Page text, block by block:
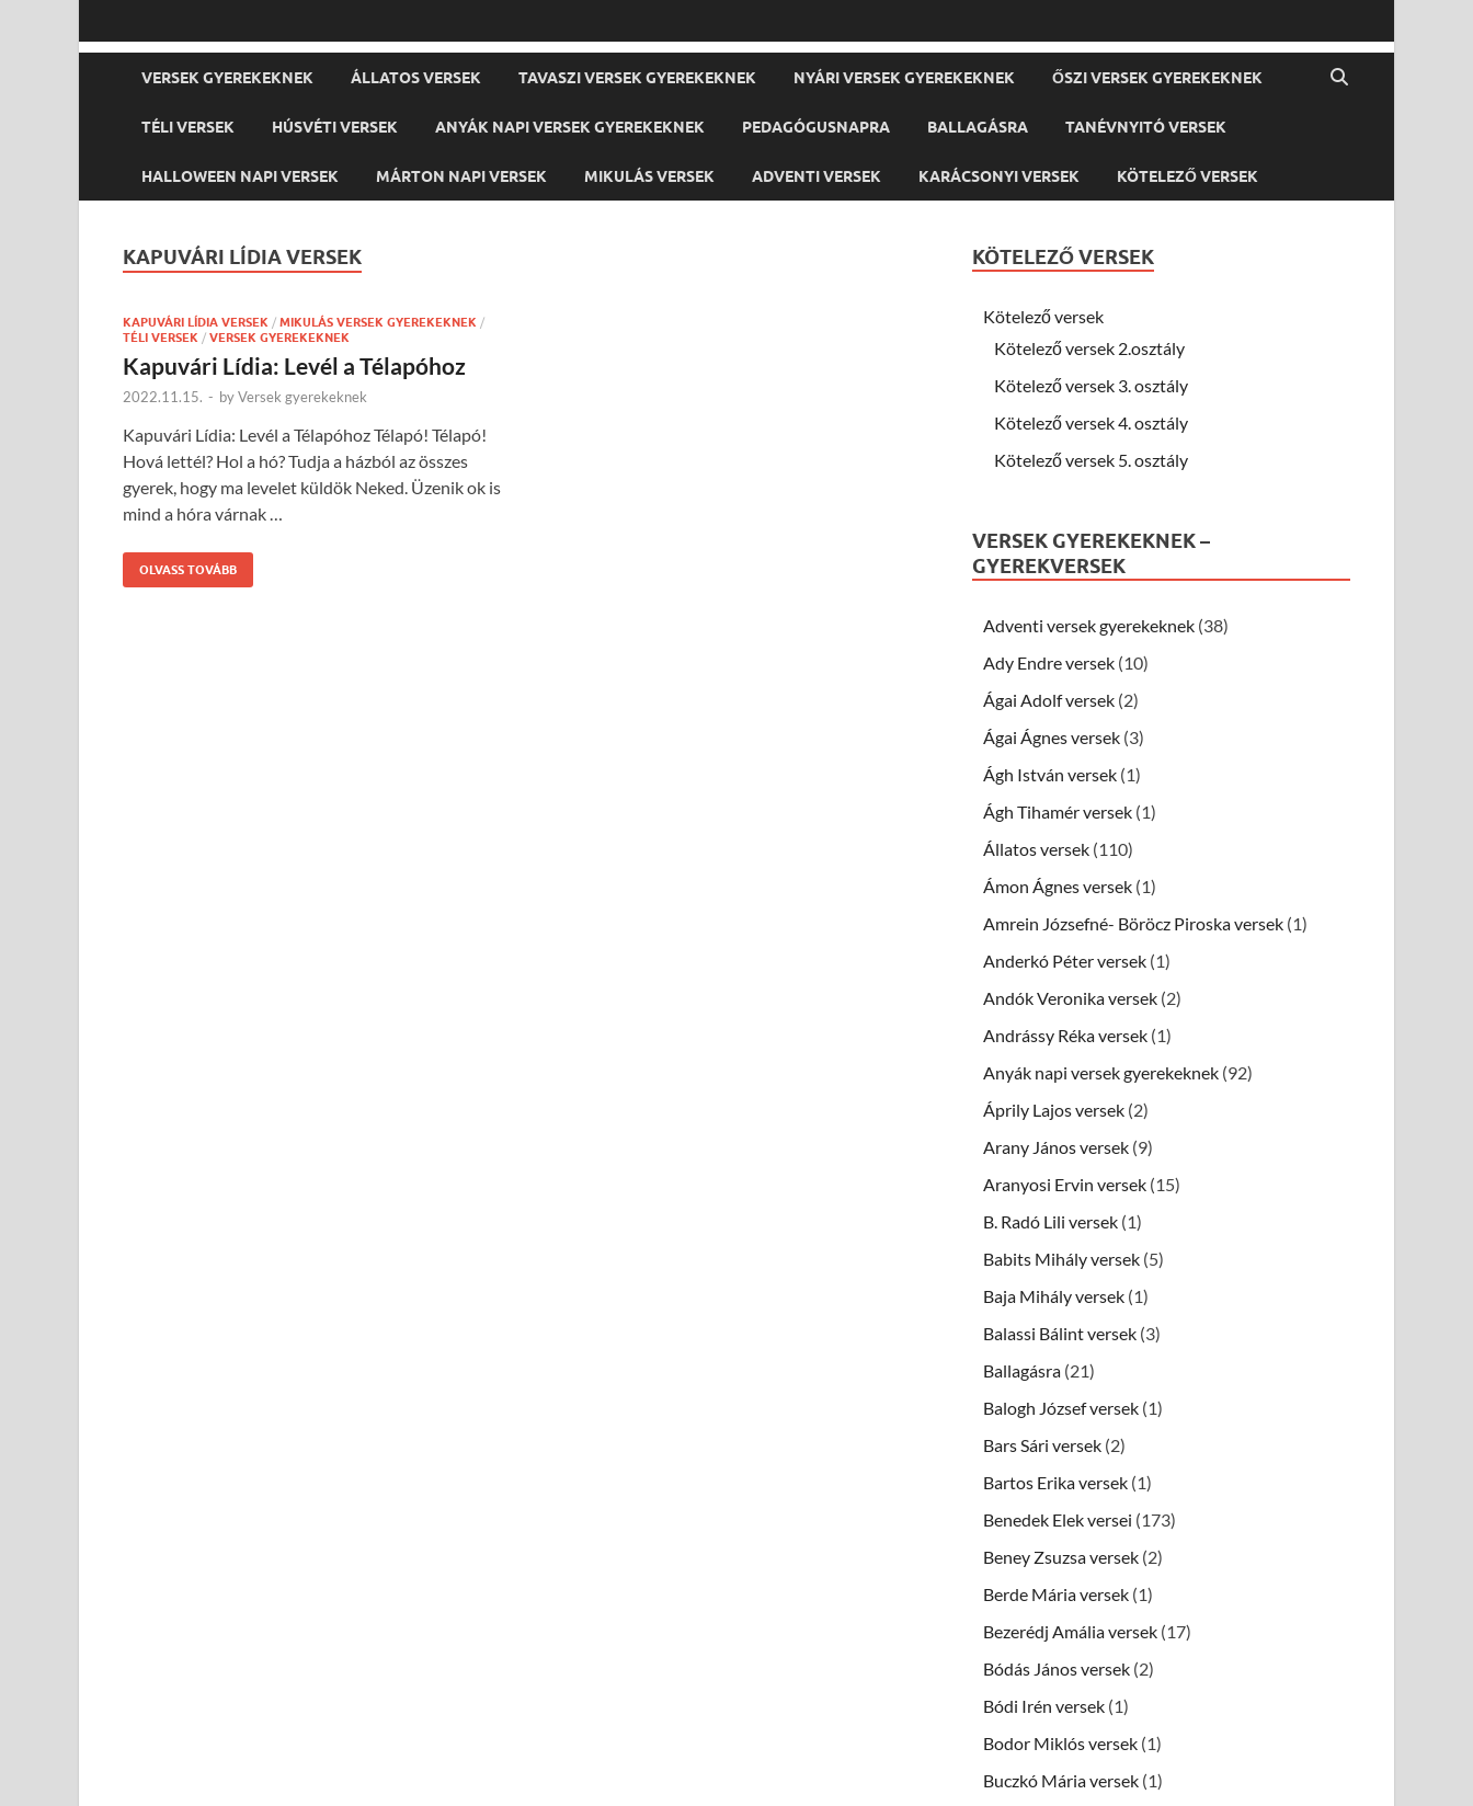
VERSEK GYEREKEKNEK ÁLLATOS VERSEK TAVASZI VERSEK GYEREKEKNEK NYÁRI VERSEK GYEREKEKNEK ŐSZI VERSEK GYEREKEKNEK
TÉLI VERSEK HÚSVÉTI VERSEK ANYÁK NAPI VERSEK GYEREKEKNEK PEDAGÓGUSNAPRA BALLAGÁSRA TANÉVNYITÓ VERSEK
HALLOWEEN NAPI VERSEK MÁRTON NAPI VERSEK MIKULÁS VERSEK ADVENTI VERSEK KARÁCSONYI VERSEK KÖTELEZŐ VERSEK
KAPUVÁRI LÍDIA VERSEK
KAPUVÁRI LÍDIA VERSEK / MIKULÁS VERSEK GYEREKEKNEK /
TÉLI VERSEK / VERSEK GYEREKEKNEK
Kapuvári Lídia: Levél a Télapóhoz
2022.11.15. - byVersek gyerekeknek
Kapuvári Lídia: Levél a Télapóhoz Télapó! Télapó!
Hová lettél? Hol a hó? Tudja a házból az összes
gyerek, hogy ma levelet küldök Neked. Üzenik ok is
mind a hóra várnak …
OLVASS TOVÁBB
KÖTELEZŐ VERSEK
Kötelező versek
Kötelező versek 2.osztály
Kötelező versek 3. osztály
Kötelező versek 4. osztály
Kötelező versek 5. osztály
VERSEK GYEREKEKNEK –
GYEREKVERSEK
Adventi versek gyerekeknek (38)
Ady Endre versek (10)
Ágai Adolf versek (2)
Ágai Ágnes versek (3)
Ágh István versek (1)
Ágh Tihamér versek (1)
Állatos versek (110)
Ámon Ágnes versek (1)
Amrein Józsefné- Böröcz Piroska versek (1)
Anderkó Péter versek (1)
Andók Veronika versek (2)
Andrássy Réka versek (1)
Anyák napi versek gyerekeknek (92)
Áprily Lajos versek (2)
Arany János versek (9)
Aranyosi Ervin versek (15)
B. Radó Lili versek (1)
Babits Mihály versek (5)
Baja Mihály versek (1)
Balassi Bálint versek (3)
Ballagásra (21)
Balogh József versek (1)
Bars Sári versek (2)
Bartos Erika versek (1)
Benedek Elek versei (173)
Beney Zsuzsa versek (2)
Berde Mária versek (1)
Bezerédj Amália versek (17)
Bódás János versek (2)
Bódi Irén versek (1)
Bodor Miklós versek (1)
Buczkó Mária versek (1)